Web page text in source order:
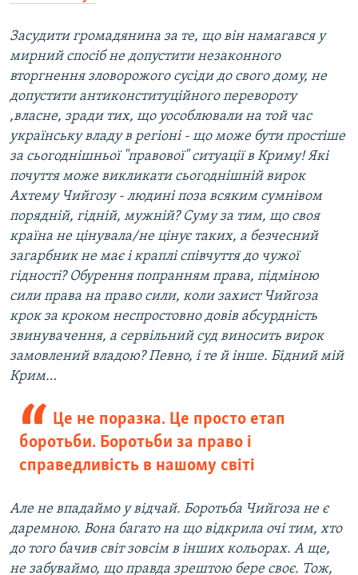
Засудити громадянина за те, що він намагався у
мирний спосіб не допустити незаконного
вторгнення зловорожого сусіди до свого дому, не
допустити антиконституційного перевороту
,власне, зради тих, що уособлювали на той час
українську владу в регіоні - що може бути простіше
за сьогоднішньої "правової" ситуації в Криму! Які
почуття може викликати сьогоднішній вирок
Ахтему Чийгозу - людині поза всяким сумнівом
порядній, гідній, мужній? Суму за тим, що своя
країна не цінувала/не цінує таких, а безчесний
загарбник не має і краплі співчуття до чужої
гідності? Обурення попранням права, підміною
сили права на право сили, коли захист Чийгоза
крок за кроком неспростовно довів абсурдність
звинувачення, а сервільний суд виносить вирок
замовлений владою? Певно, і те й інше. Бідний мій
Крим…
Це не поразка. Це просто етап
боротьби. Боротьби за право і
справедливість в нашому світі
Але не впадаймо у відчай. Боротьба Чийгоза не є
даремною. Вона багато на що відкрила очі тим, хто
до того бачив світ зовсім в інших кольорах. А ще,
не забуваймо, що правда зрештою бере своє. Тож,